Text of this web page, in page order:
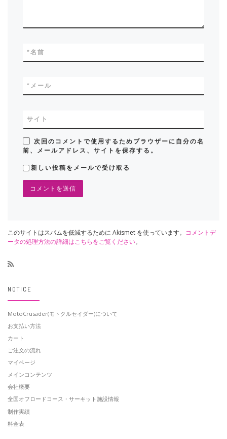
名前
*
メール
*
サイト
次回のコメントで使用するためブラウザーに自分の名
前、メールアドレス、サイトを保存する。
新しい投稿をメールで受け取る
このサイトはスパムを低減するために Akismet を使っています。 コメントデ
ータの処理方法の詳細はこちらをご覧ください。
NOTICE
MotoCrusader(モトクルセイダー)について
お支払い方法
カート
ご注文の流れ
マイページ
メインコンテンツ
会社概要
全国オフロードコース・サーキット施設情報
制作実績
料金表